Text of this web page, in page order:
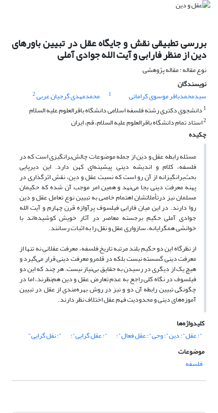
بررسی تطبیقی نقش و جایگاه عقل در تبیین باورهای
دین از منظر فارابی و آیت الله جوادی آملی
نوع مقاله : مقاله پژوهشی
نویسندگان
سیدمحمدباقر موسوی کراماتی
1 محمدمهدی گرجیان عربی2
1 دانشجوی دکتری رشته فلسفه اسلامی دانشگاه باقرالعلوم علیه السلام
2استاد تمام دانشگاه باقرالعلوم علیه السلام، قم، ایران
چکیده
مسئله رابطه عقل و دین از جمله موضوعات چالش‌برانگیزی است که در
فلسفه، کلام و اندیشه دینی پیشینه‌ای کهن دارد. این دیرپایی
بحث‌برانگیزانه از آن رو است که نسبت عقل و دین، نقش اثرگذاری در
پهنه معرفت دینی بجا می‌نهد و همین امر موجب آن شده که حکیمان
مسلمان نیز درتأملاتشان اهتمام خاصی به تبیین نوع تعامل عقل و دین
روا دارند. در این میان فارابی فیلسوف پرآوازه قرن چهارم و آیت الله
جوادی آملی حکیم برجسته معاصر در آثار خویش کوشیده‌اند با
خوانشی همگرایانه، سازواری عقل و نقل را به اثبات رسانند.
از نظرگاه این دو حکیم بلند مرتبه تاریخ فلسفه، معرفت عقلانی نه تنها از
معرفت دینی گسسته نیست بلکه در قلمرو معرفت دینی قرار می‌گیرد و
هیچ یک از دیگری در رسیدن به حقایق بی‌نیاز نیست. هر چند که این دو
فیلسوف در نگاه کلی راجع به عدم تعارض عقل و دین هم‌نظرند، اما در
چگونگی تبیین رابطه آن دو و نیز در روش بهره‌مندی از عقل در تبیین
آموزه‌های دینی و محدودیت فهم عقل اختلاف نظر دارند.
کلیدواژه‌ها
"؛ عقل"؛ دین"؛ وحی"؛ عقل فعال"؛
"؛ عقل گرایی"؛
"؛ نقل گرایی"
موضوعات
فلسفه